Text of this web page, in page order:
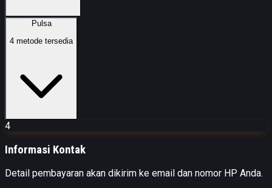
Pulsa
4 metode tersedia
4
Informasi Kontak
Detail pembayaran akan dikirim ke email dan nomor HP Anda.